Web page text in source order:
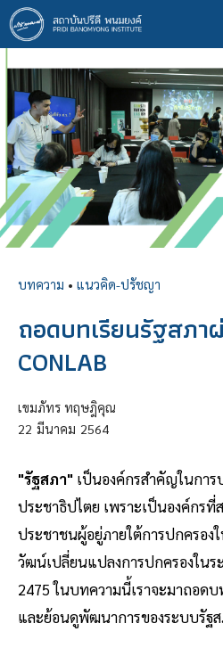
ข้าม
ไป
ยัง
เนื้อหา
หลัก
บทความ • แนวคิด-ปรัชญา
ถอดบทเรียนรัฐสภา
CONLAB
เขมภัทร ทฤษฎิคุณ
22 มีนาคม 2564
"รัฐสภา" เป็นองค์กรสำคัญในกา
ประชาธิปไตย เพราะเป็นองค์กร
ประชาชนผู้อยู่ภายใต้การปกครอ
วัฒน์เปลี่ยนแปลงการปกครองใน
2475 ในบทความนี้เราจะมาถอดบ
และย้อนดูพัฒนาการของระบบรัฐ